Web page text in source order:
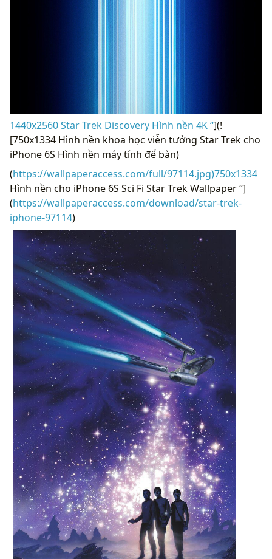
1440x2560 Star Trek Discovery Hình nền 4K “](!
[750x1334 Hình nền khoa học viễn tưởng Star Trek cho
iPhone 6S Hình nền máy tính để bàn)
(https://wallpaperaccess.com/full/97114.jpg)750x1334
Hình nền cho iPhone 6S Sci Fi Star Trek Wallpaper “]
(https://wallpaperaccess.com/download/star-trek-
iphone-97114)